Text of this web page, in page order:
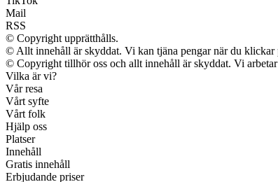
Mail
RSS
© Copyright upprätthålls.
© Allt innehåll är skyddat. Vi kan tjäna pengar när du klickar
© Copyright tillhör oss och allt innehåll är skyddat. Vi
Vilka är vi?
Vår resa
Vårt syfte
Vårt folk
Hjälp oss
Platser
Innehåll
Gratis innehåll
Erbjudande priser